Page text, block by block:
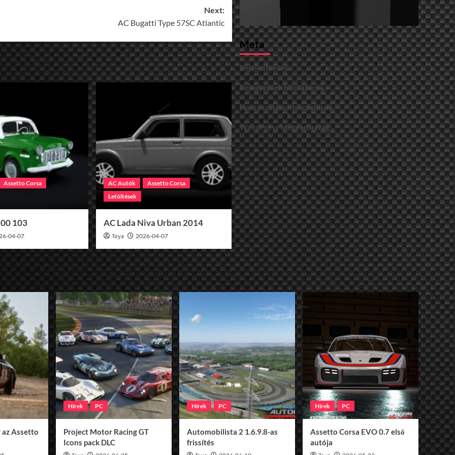
Next:
AC Bugatti Type 57SC Atlantic
Assetto Corsa
103
04-07
AC Autók
Assetto Corsa
Letöltések
AC Lada Niva Urban 2014
Toya 2026-04-07
Meta
Bejelentkezés
Bejegyzések hírcsatorna
Hozzászólások hírcsatorna
WordPress Magyarország
az Assetto
Hírek PC
Project Motor Racing GT
Icons pack DLC
Hírek PC
Automobilista 2 1.6.9.8-as
frissítés
Hírek PC
Assetto Corsa EVO 0.7 első
autója